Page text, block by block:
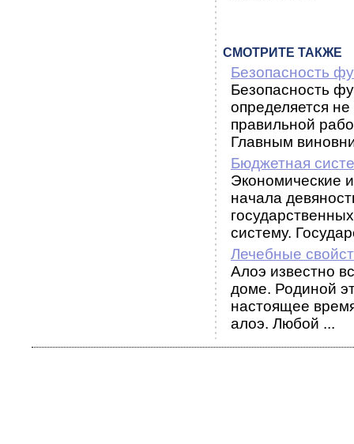
СМОТРИТЕ ТАКЖЕ
Безопасность
Безопасность
определяется
правильной
Главным
Бюджетная
Экономические
начала
систему.
Лечебные
Алоэ известно
доме. Родиной
настоящее
алоэ. Любой ...